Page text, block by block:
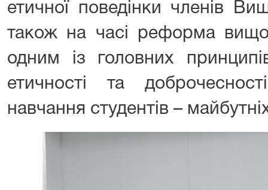
етичної поведінки членів
також на часі реформа
одним із головних
етичності та
навчання студентів –